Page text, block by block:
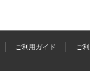
ご利用ガイド ご